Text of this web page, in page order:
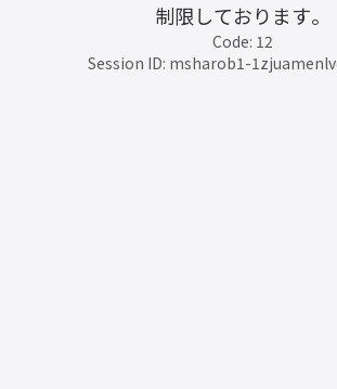
制限しております。
Code: 12
Session ID: msharob1-